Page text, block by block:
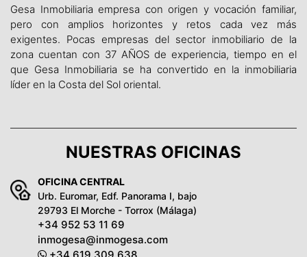
Gesa Inmobiliaria empresa con origen y vocación familiar,
pero con amplios horizontes y retos cada vez más
exigentes. Pocas empresas del sector inmobiliario de la
zona cuentan con 37 AÑOS de experiencia, tiempo en el
que Gesa Inmobiliaria se ha convertido en la inmobiliaria
líder en la Costa del Sol oriental.
NUESTRAS OFICINAS
OFICINA CENTRAL
Urb. Euromar, Edf. Panorama I, bajo
29793 El Morche - Torrox (Málaga)
+34 952 53 11 69
inmogesa@inmogesa.com